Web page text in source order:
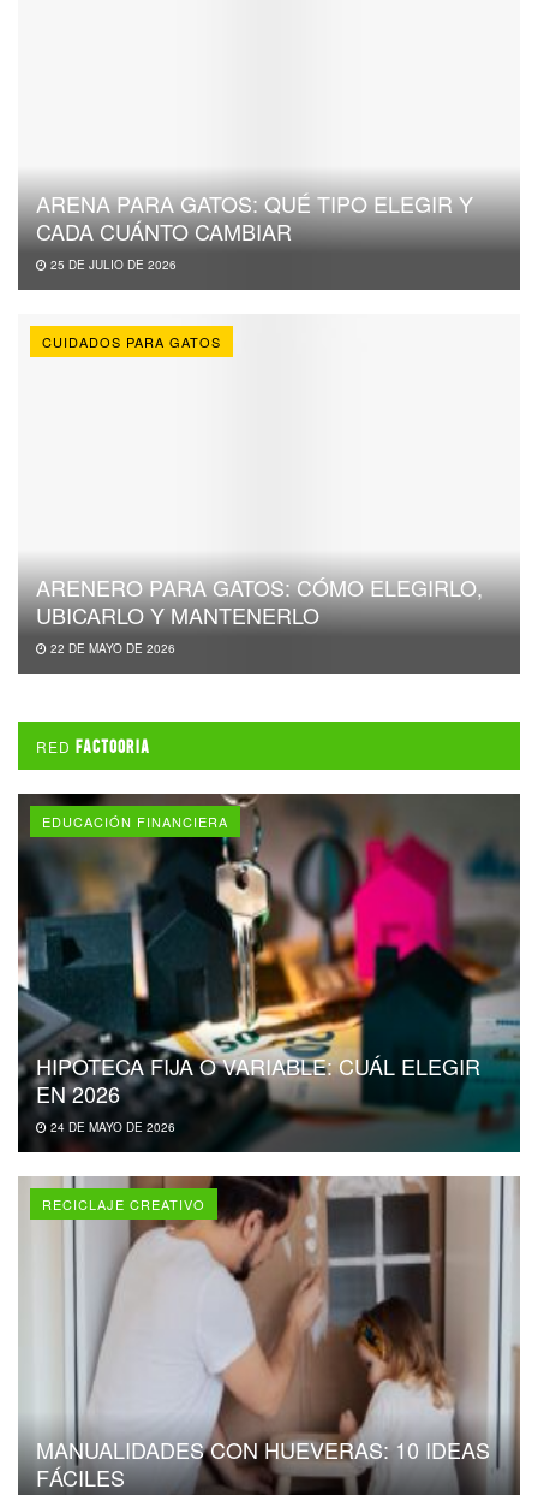
ARENA PARA GATOS: QUÉ TIPO ELEGIR Y
CADA CUÁNTO CAMBIAR
25 DE JULIO DE 2026
CUIDADOS PARA GATOS
ARENERO PARA GATOS: CÓMO ELEGIRLO,
UBICARLO Y MANTENERLO
22 DE MAYO DE 2026
RED FACTOORIA
EDUCACIÓN FINANCIERA
HIPOTECA FIJA O VARIABLE: CUÁL ELEGIR
EN 2026
24 DE MAYO DE 2026
RECICLAJE CREATIVO
MANUALIDADES CON HUEVERAS: 10 IDEAS
FÁCILES